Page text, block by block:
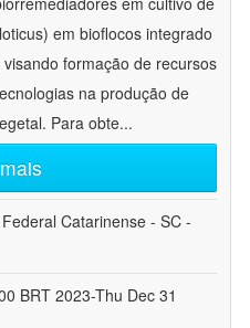
em bioflocos integrado
formação de recursos
na produção de
Para obte...
Catarinense - SC -
BRT 2023-Thu Dec 31